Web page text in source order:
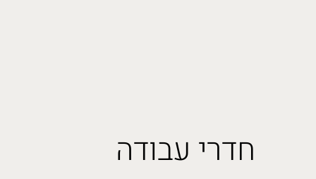
חדרי עבודה
חדרי עבודה